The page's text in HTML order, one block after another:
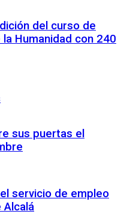
del curso de
Humanidad con 240
sus puertas el
servicio de empleo
Alcalá